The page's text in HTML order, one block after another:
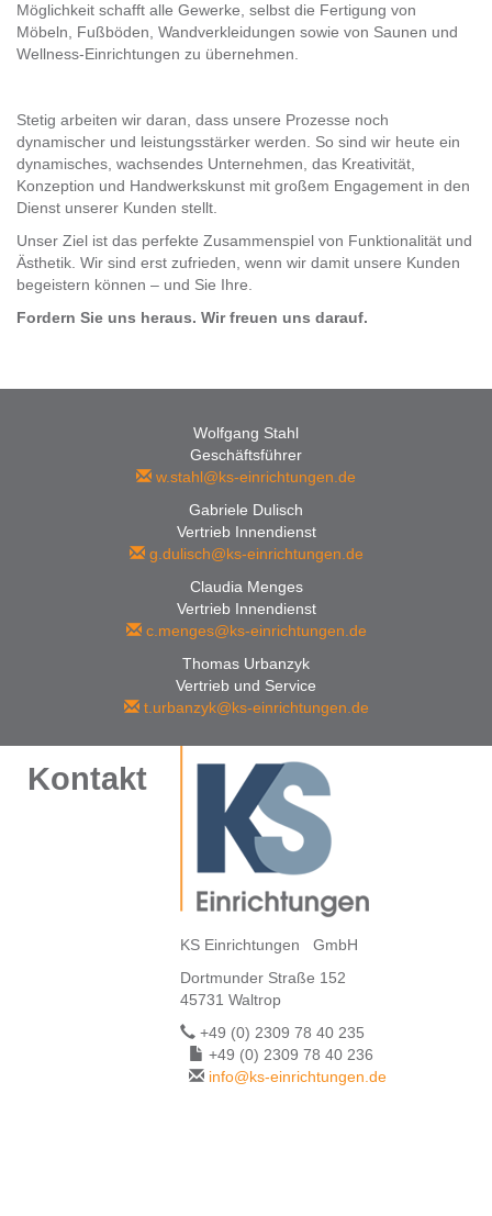
Möglichkeit schafft alle Gewerke, selbst die Fertigung von
Möbeln, Fußböden, Wandverkleidungen sowie von Saunen und
Wellness-Einrichtungen zu übernehmen.
Stetig arbeiten wir daran, dass unsere Prozesse noch
dynamischer und leistungsstärker werden. So sind wir heute ein
dynamisches, wachsendes Unternehmen, das Kreativität,
Konzeption und Handwerkskunst mit großem Engagement in den
Dienst unserer Kunden stellt.
Unser Ziel ist das perfekte Zusammenspiel von Funktionalität und
Ästhetik. Wir sind erst zufrieden, wenn wir damit unsere Kunden
begeistern können – und Sie Ihre.
Fordern Sie uns heraus. Wir freuen uns darauf.
Wolfgang Stahl
Geschäftsführer
w.stahl@ks-einrichtungen.de
Gabriele Dulisch
Vertrieb Innendienst
g.dulisch@ks-einrichtungen.de
Claudia Menges
Vertrieb Innendienst
c.menges@ks-einrichtungen.de
Thomas Urbanzyk
Vertrieb und Service
t.urbanzyk@ks-einrichtungen.de
Kontakt
KS Einrichtungen GmbH
Dortmunder Straße 152
45731 Waltrop
+49 (0) 2309 78 40 235
+49 (0) 2309 78 40 236
info@ks-einrichtungen.de